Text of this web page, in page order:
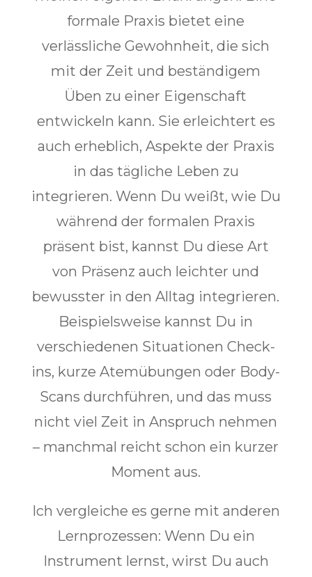
formale Praxis bietet eine
verlässliche Gewohnheit, die sich
mit der Zeit und beständigem
Üben zu einer Eigenschaft
entwickeln kann. Sie erleichtert es
auch erheblich, Aspekte der Praxis
in das tägliche Leben zu
integrieren. Wenn Du weißt, wie Du
während der formalen Praxis
präsent bist, kannst Du diese Art
von Präsenz auch leichter und
bewusster in den Alltag integrieren.
Beispielsweise kannst Du in
verschiedenen Situationen Check-
ins, kurze Atemübungen oder Body-
Scans durchführen, und das muss
nicht viel Zeit in Anspruch nehmen
– manchmal reicht schon ein kurzer
Moment aus.
Ich vergleiche es gerne mit anderen
Lernprozessen: Wenn Du ein
Instrument lernst, wirst Du auch